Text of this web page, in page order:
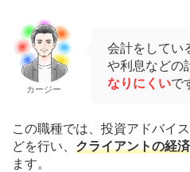
カージー
会計をしてい
や利息などの
なりにくいで
この職種では、投資アドバイ
どを行い、 クライアントの経
ます。